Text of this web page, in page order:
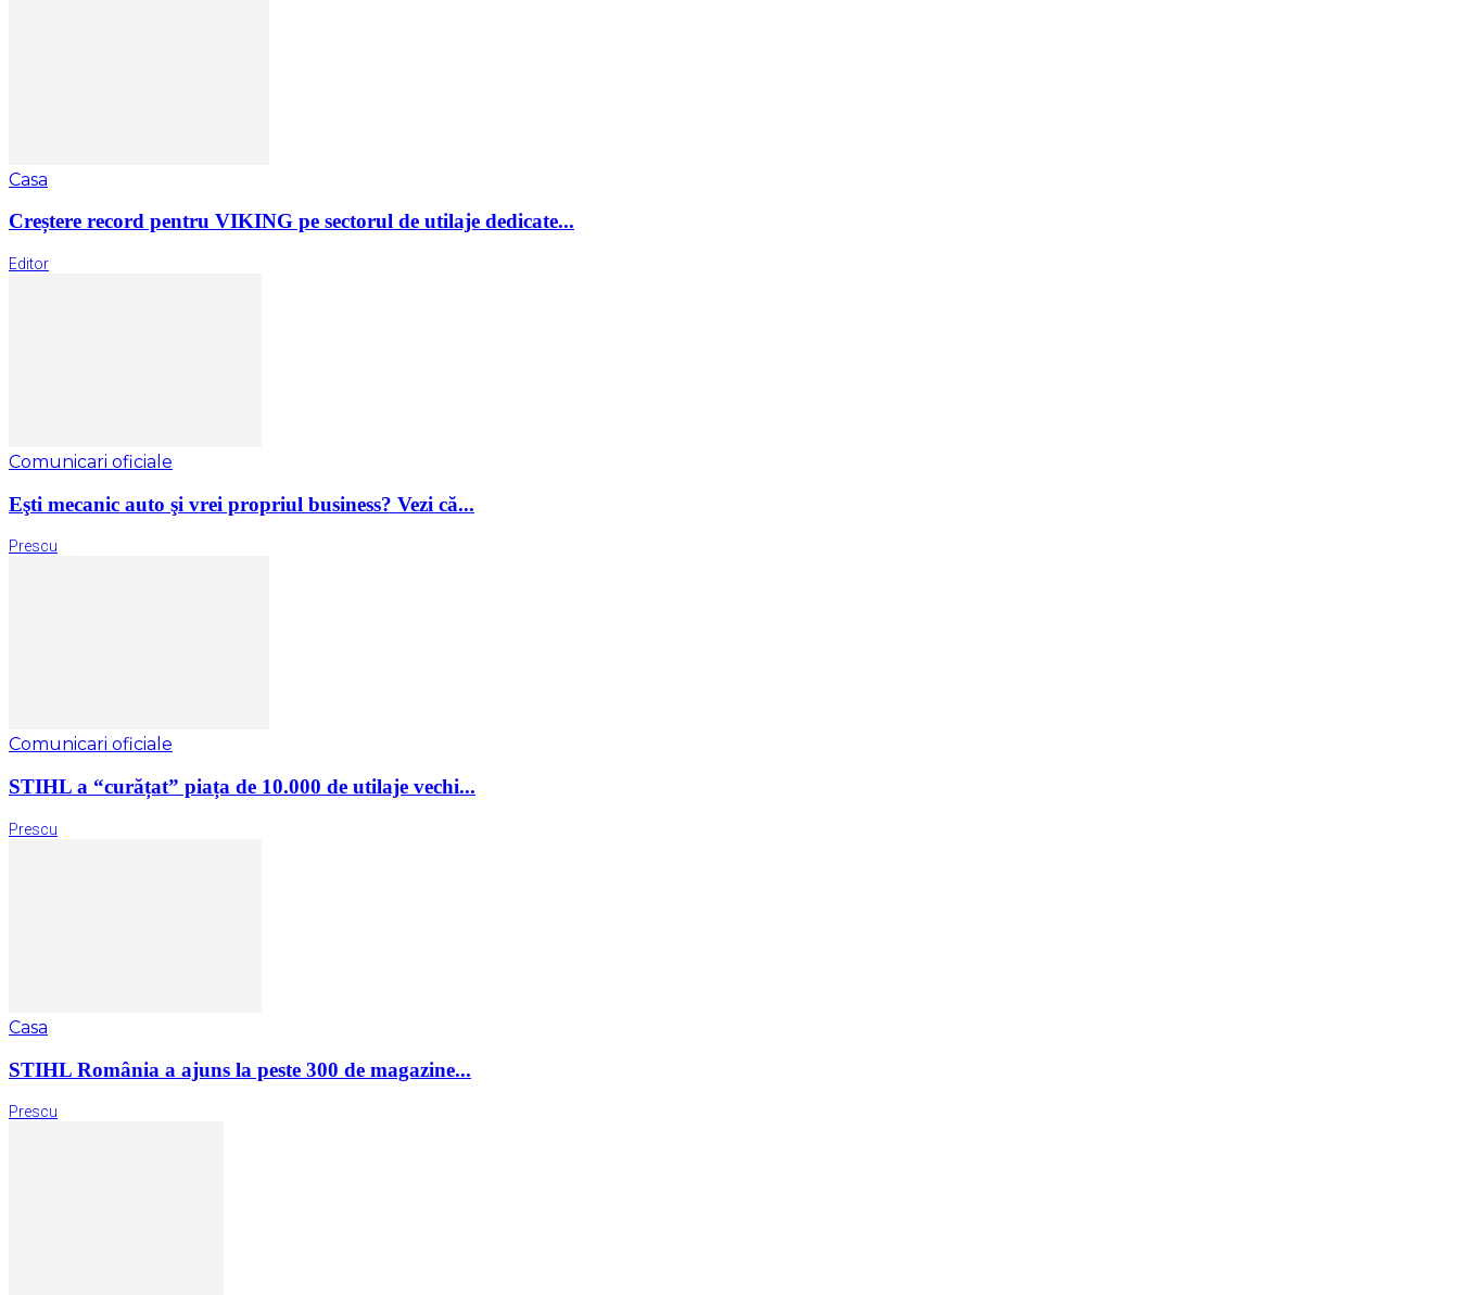
Casa
Creștere record pentru VIKING pe sectorul de utilaje dedicate...
Editor
Comunicari oficiale
Eşti mecanic auto şi vrei propriul business? Vezi că...
Prescu
Comunicari oficiale
STIHL a “curățat” piața de 10.000 de utilaje vechi...
Prescu
Casa
STIHL România a ajuns la peste 300 de magazine...
Prescu